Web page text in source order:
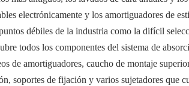
electrónicamente y los amortiguadores de
débiles de la industria como la difícil
todos los componentes del sistema de
de amortiguadores, caucho de montaje
soportes de fijación y varios sujetadores